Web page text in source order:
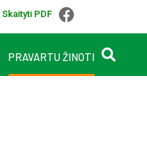
Skaityti PDF
PRAVARTU ŽINOTI